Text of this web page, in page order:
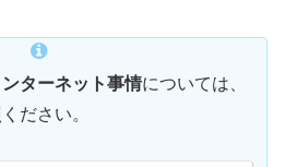
ターネット事情については、
ださい。